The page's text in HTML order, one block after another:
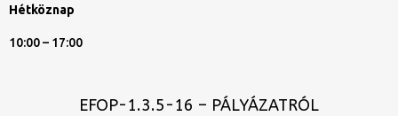
Hétköznap
10:00 – 17:00
EFOP-1.3.5-16 – PÁLYÁZATRÓL